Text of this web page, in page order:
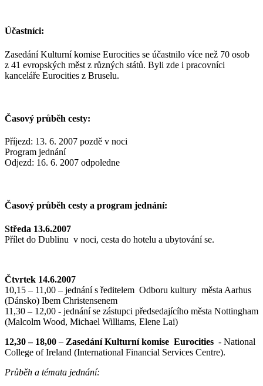
Účastníci:
Zasedání Kulturní komise Eurocities se účastnilo více než 70 osob
z 41 evropských měst z různých států. Byli zde i pracovníci
kanceláře Eurocities z Bruselu.
Časový průběh cesty:
Příjezd: 13. 6. 2007 pozdě v noci
Program jednání
Odjezd: 16. 6. 2007 odpoledne
Časový průběh cesty a program jednání:
Středa 13.6.2007
Přílet do Dublinu v noci, cesta do hotelu a ubytování se.
Čtvrtek 14.6.2007
10,15 – 11,00 – jednání s ředitelem Odboru kultury města Aarhus
(Dánsko) Ibem Christensenem
11,30 – 12,00 - jednání se zástupci předsedajícího města Nottingham
(Malcolm Wood, Michael Williams, Elene Lai)
12,30 – 18,00 – Zasedání Kulturní komise Eurocities - National
College of Ireland (International Financial Services Centre).
Průběh a témata jednání: